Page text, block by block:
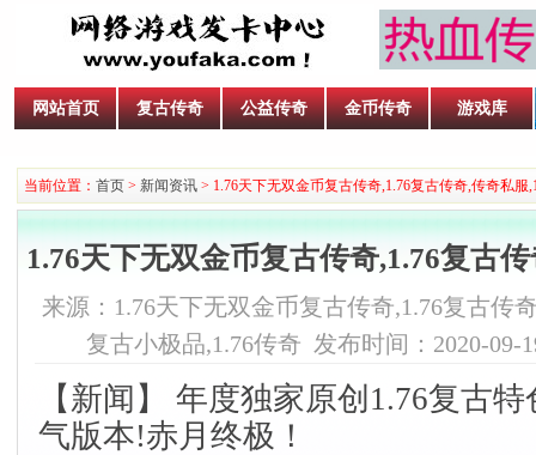
网站首页 复古传奇 公益传奇 金币传奇 游戏库
当前位置： 首页 > 新闻资讯 > 1.76天下无双金币复古传奇,1.76复古传奇,传奇私服
1.76天下无双金币复古传奇,1.76复古
来源：1.76天下无双金币复古传奇,1.76复古传
复古小极品,1.76传奇 发布时间：2020-09-
【新闻】 年度独家原创1.76复古
气版本!赤月终极！